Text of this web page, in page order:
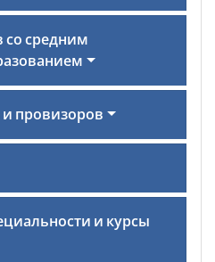
со средним
провизоров
и курсы